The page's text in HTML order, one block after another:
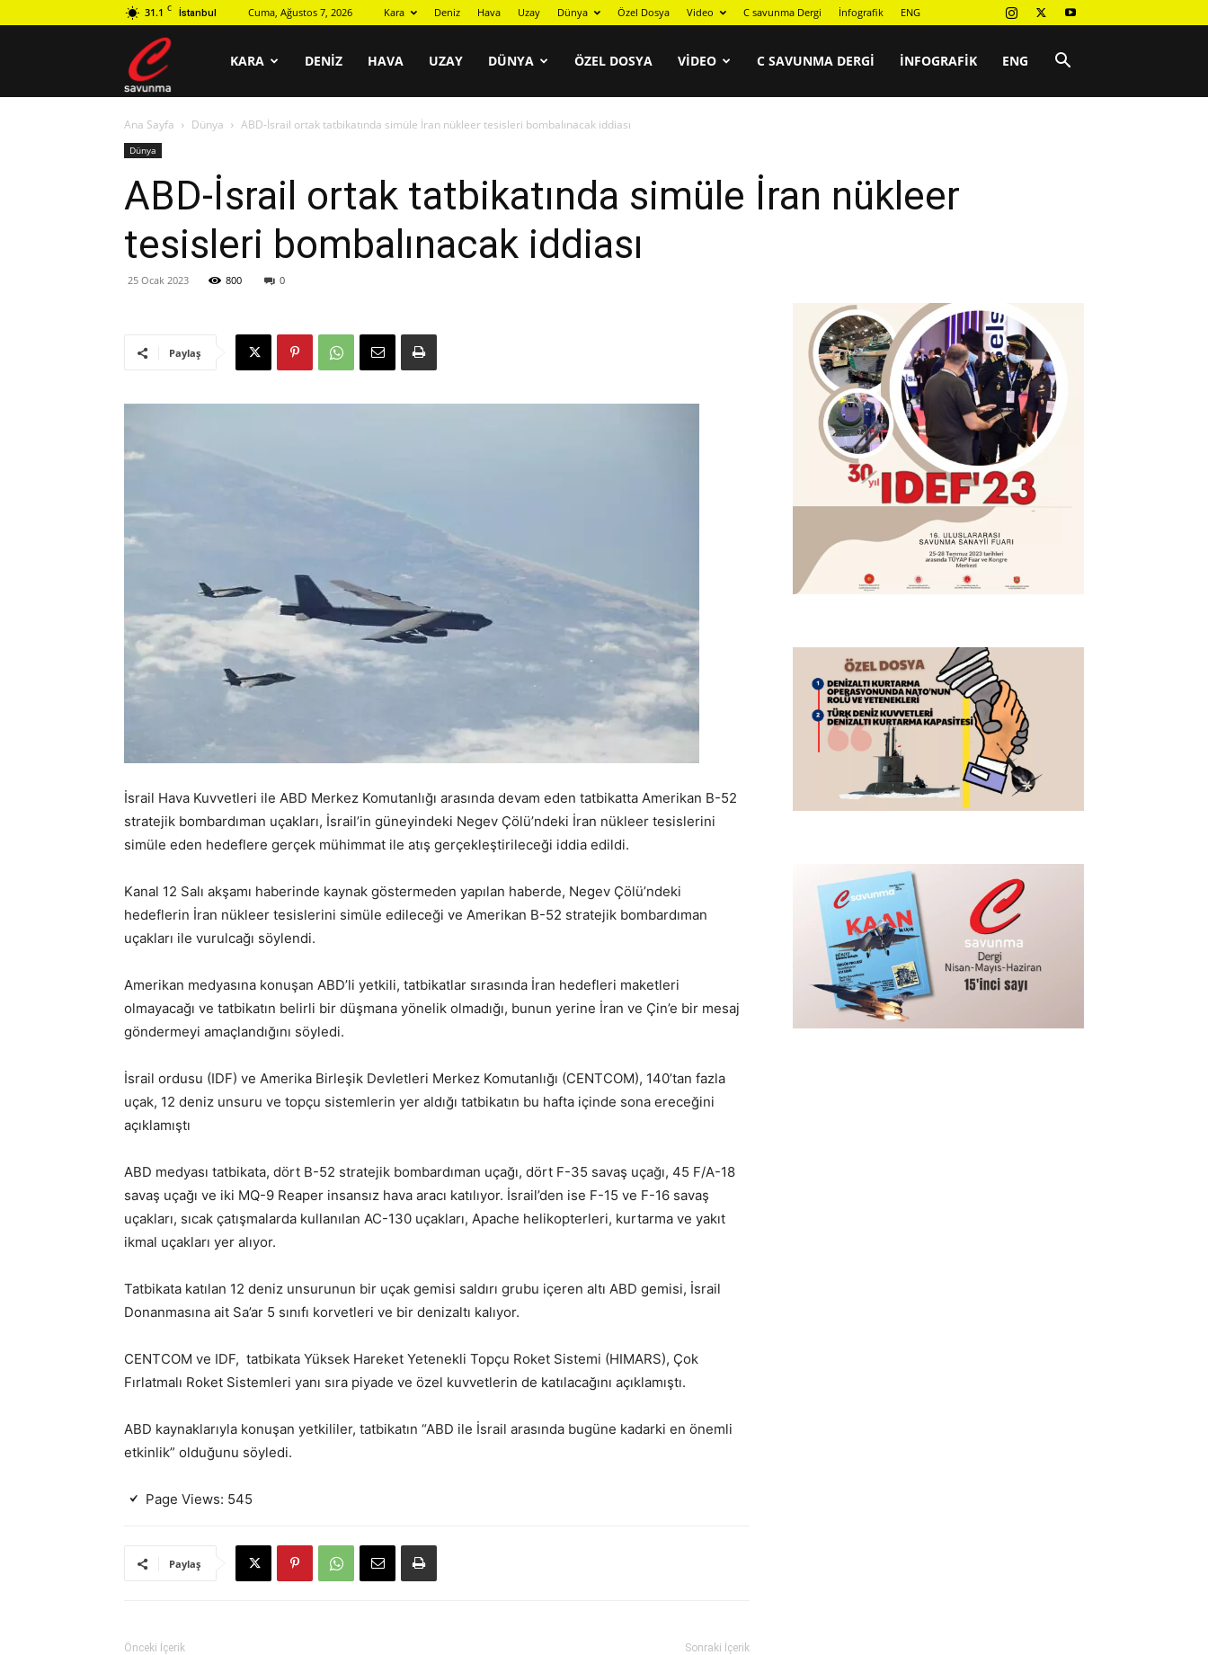
31.1 C İstanbul Cuma, Ağustos 7, 2026 Kara Deniz Hava Uzay Dünya Özel Dosya Video C savunma Dergi İnfografik ENG
savunma
KARA DENIZ HAVA UZAY DÜNYA ÖZEL DOSYA VIDEO C SAVUNMA DERGI İNFOGRAFIK ENG
Ana Sayfa Dünya ABD-İsrail ortak tatbikatında simüle İran nükleer tesisleri bombalınacak iddiası
Dünya
ABD-İsrail ortak tatbikatında simüle İran nükleer
tesisleri bombalınacak iddiası
25 Ocak 2023 800 0
Paylaş
İsrail Hava Kuvvetleri ile ABD Merkez Komutanlığı arasında devam eden tatbikatta Amerikan B-52
stratejik bombardıman uçakları, İsrail’in güneyindeki Negev Çölü’ndeki İran nükleer tesislerini
simüle eden hedeflere gerçek mühimmat ile atış gerçekleştirileceği iddia edildi.
Kanal 12 Salı akşamı haberinde kaynak göstermeden yapılan haberde, Negev Çölü’ndeki
hedeflerin İran nükleer tesislerini simüle edileceği ve Amerikan B-52 stratejik bombardıman
uçakları ile vurulcağı söylendi.
Amerikan medyasına konuşan ABD’li yetkili, tatbikatlar sırasında İran hedefleri maketleri
olmayacağı ve tatbikatın belirli bir düşmana yönelik olmadığı, bunun yerine İran ve Çin’e bir mesaj
göndermeyi amaçlandığını söyledi.
İsrail ordusu (IDF) ve Amerika Birleşik Devletleri Merkez Komutanlığı (CENTCOM), 140’tan fazla
uçak, 12 deniz unsuru ve topçu sistemlerin yer aldığı tatbikatın bu hafta içinde sona ereceğini
açıklamıştı
ABD medyası tatbikata, dört B-52 stratejik bombardıman uçağı, dört F-35 savaş uçağı, 45 F/A-18
savaş uçağı ve iki MQ-9 Reaper insansız hava aracı katılıyor. İsrail’den ise F-15 ve F-16 savaş
uçakları, sıcak çatışmalarda kullanılan AC-130 uçakları, Apache helikopterleri, kurtarma ve yakıt
ikmal uçakları yer alıyor.
Tatbikata katılan 12 deniz unsurunun bir uçak gemisi saldırı grubu içeren altı ABD gemisi, İsrail
Donanmasına ait Sa’ar 5 sınıfı korvetleri ve bir denizaltı kalıyor.
CENTCOM ve IDF, tatbikata Yüksek Hareket Yetenekli Topçu Roket Sistemi (HIMARS), Çok
Fırlatmalı Roket Sistemleri yanı sıra piyade ve özel kuvvetlerin de katılacağını açıklamıştı.
ABD kaynaklarıyla konuşan yetkililer, tatbikatın “ABD ile İsrail arasında bugüne kadarki en önemli
etkinlik” olduğunu söyledi.
Page Views: 545
Paylaş
Önceki İçerik Sonraki İçerik